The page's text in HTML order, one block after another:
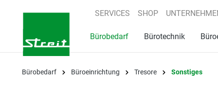
Zur Hauptnavigation springen
SERVICES SHOP
Bürobedarf Bürotechnik
Bürobedarf Büroeinrichtung Tresore Sonstiges